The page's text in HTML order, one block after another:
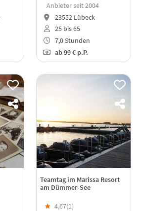
Anbieter seit 2004
23552 Lübeck
25 bis 65
7,0 Stunden
ab99 € p.P.
Teamtag im Marissa Resort
am Dümmer-See
★ 4,67(1)